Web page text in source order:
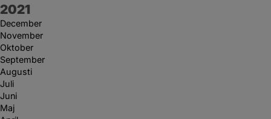
År:
2021
December
November
Oktober
September
Augusti
Juli
Juni
Maj